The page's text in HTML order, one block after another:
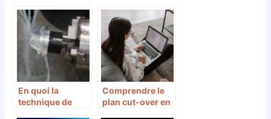
puissance de la
carte graphique à
celles des autres
composants ?
en industrie ?
En quoi la
technique de
Comprendre le
plan cut-over en